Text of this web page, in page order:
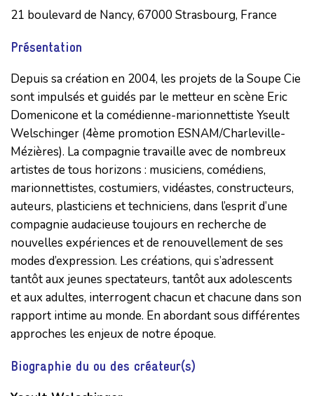
21 boulevard de Nancy, 67000 Strasbourg, France
Présentation
Depuis sa création en 2004, les projets de la Soupe Cie
sont impulsés et guidés par le metteur en scène Eric
Domenicone et la comédienne-marionnettiste Yseult
Welschinger (4ème promotion ESNAM/Charleville-
Mézières). La compagnie travaille avec de nombreux
artistes de tous horizons : musiciens, comédiens,
marionnettistes, costumiers, vidéastes, constructeurs,
auteurs, plasticiens et techniciens, dans l’esprit d’une
compagnie audacieuse toujours en recherche de
nouvelles expériences et de renouvellement de ses
modes d’expression. Les créations, qui s’adressent
tantôt aux jeunes spectateurs, tantôt aux adolescents
et aux adultes, interrogent chacun et chacune dans son
rapport intime au monde. En abordant sous différentes
approches les enjeux de notre époque.
Biographie du ou des créateur(s)